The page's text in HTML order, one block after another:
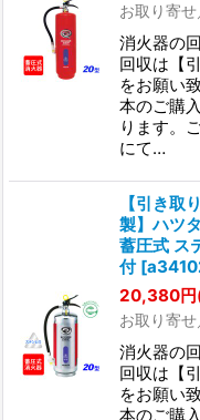
お取り寄
消火器の
回収は【
をお願い
本のご購
ります。
にて…
【引き
製】ハツ
蓄圧式 ス
付 [
20,380円
お取り寄
消火器の
回収は【
をお願い
本のご購